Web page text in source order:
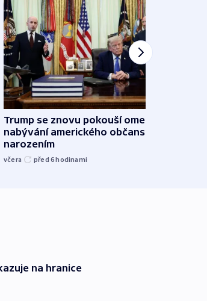
Trump se znovu pokouší omezit
nabývání amerického občanství
narozením
včera před 6hodinami
na hranice